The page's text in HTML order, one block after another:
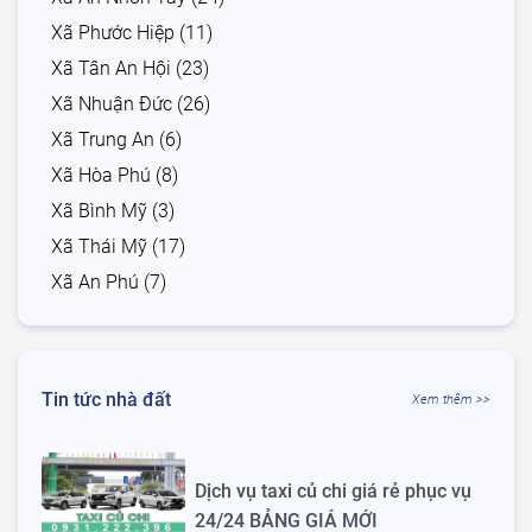
Xã Phước Hiệp (11)
Xã Tân An Hội (23)
Xã Nhuận Đức (26)
Xã Trung An (6)
Xã Hòa Phú (8)
Xã Bình Mỹ (3)
Xã Thái Mỹ (17)
Xã An Phú (7)
Tin tức nhà đất Xem thêm >>
Dịch vụ taxi củ chi giá rẻ phục vụ
24/24 BẢNG GIÁ MỚI